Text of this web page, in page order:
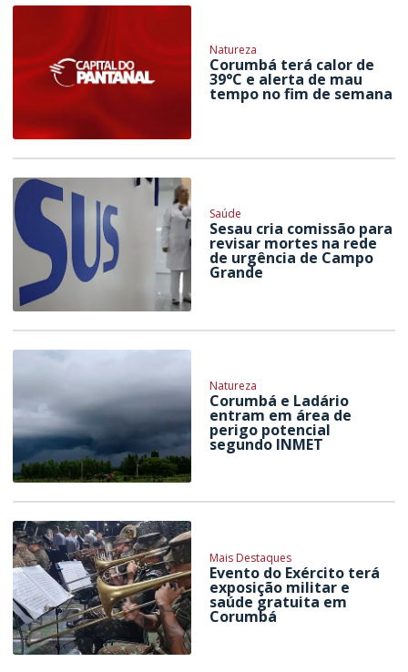
Natureza
Corumbá terá calor de
39°C e alerta de mau
tempo no fim de semana
Saúde
Sesau cria comissão para
revisar mortes na rede
de urgência de Campo
Grande
Natureza
Corumbá e Ladário
entram em área de
perigo potencial
segundo INMET
Mais Destaques
Evento do Exército terá
exposição militar e
saúde gratuita em
Corumbá